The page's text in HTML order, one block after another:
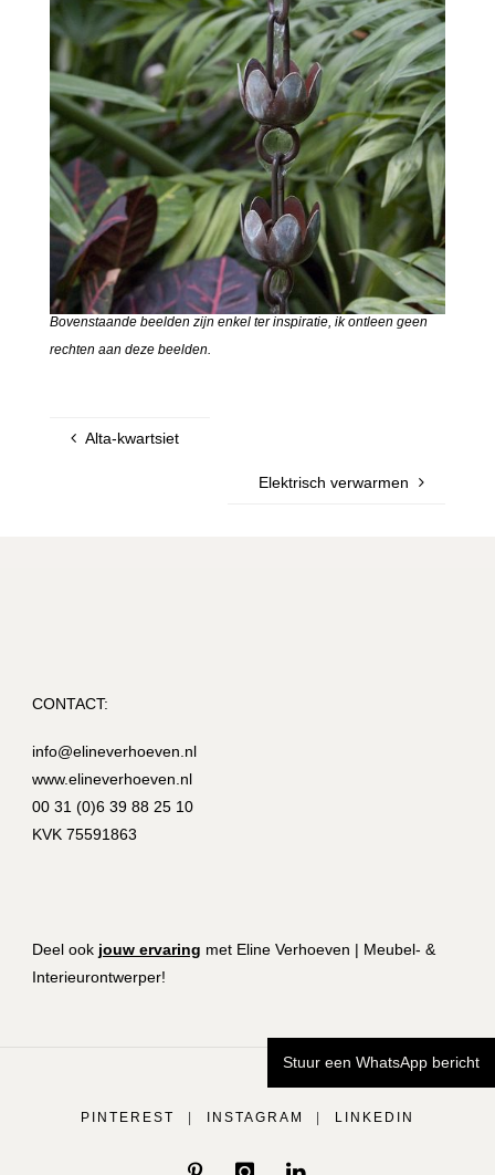
Bovenstaande beelden zijn enkel ter inspiratie, ik ontleen geen
rechten aan deze beelden.
Alta-kwartsiet
Elektrisch verwarmen
CONTACT:
info@elineverhoeven.nl
www.elineverhoeven.nl
00 31 (0)6 39 88 25 10
KVK 75591863
Deel ook jouw ervaring met Eline Verhoeven | Meubel- &
Interieurontwerper!
PINTEREST INSTAGRAM LINKEDIN
Stuur een WhatsApp bericht